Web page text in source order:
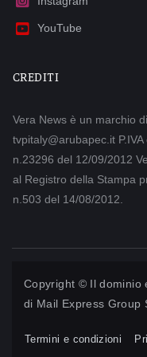
YouTube
CREDITI
Vera News è un marchio
tvpitaly@arubapec.it
n.23296 del 12/09/2012
al Registro della Stampa
n.503 del 14/08/2012.
Copyright © Il dominio
di Mail Express Group
Termini e condizioni